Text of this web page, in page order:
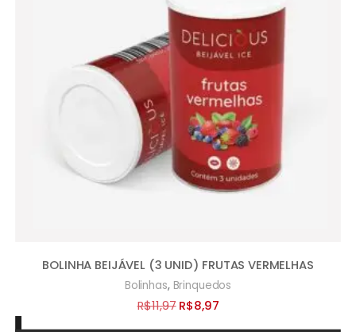
BOLINHA BEIJÁVEL (3 UNID) FRUTAS VERMELHAS
Bolinhas, Brinquedos
R$11,97 O
preço
R$8,97O
preço